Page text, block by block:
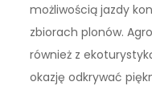
możliwością jazdy
zbiorach plonów.
również z
okazję odkrywać